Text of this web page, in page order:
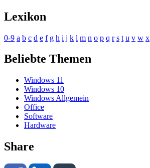
Lexikon
0-9 a b c d e f g h i j k l m n o p q r s t u v w x
Beliebte Themen
Windows 11
Windows 10
Windows Allgemein
Office
Software
Hardware
Share